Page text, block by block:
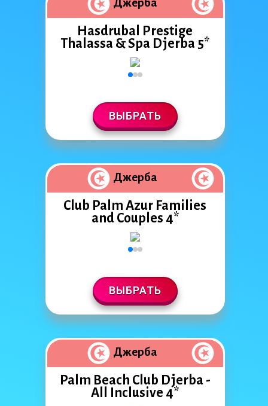
Джерба
Hasdrubal Prestige
Thalassa & Spa Djerba 5*
ВЫБРАТЬ
Джерба
Club Palm Azur Families
and Couples 4*
ВЫБРАТЬ
Джерба
Palm Beach Club Djerba -
All Inclusive 4*